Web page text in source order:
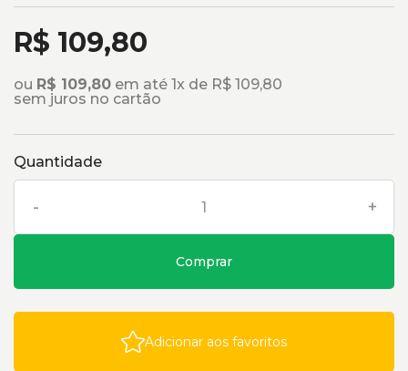
R$ 109,80
ou R$ 109,80 em até 1x de R$ 109,80
sem juros no cartão
Quantidade
- +
Comprar
Adicionar aos favoritos